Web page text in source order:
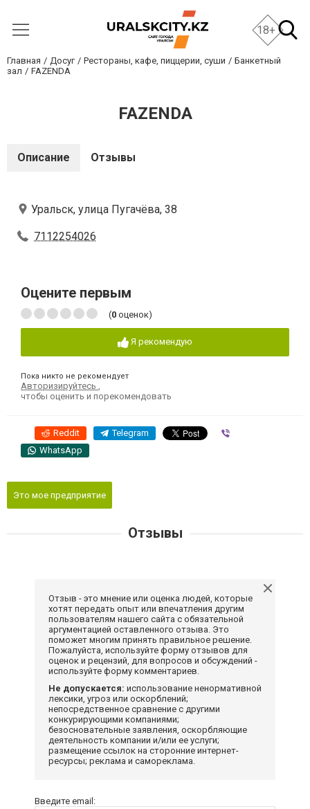
18+
Главная Досуг Рестораны, кафе, пиццерии, суши
Банкетный
зал
FAZENDA
FAZENDA
Описание Отзывы
Уральск, улица Пугачёва, 38
7112254026
Оцените первым
(0 оценок)
Я рекомендую
Пока никто не рекомендует
Авторизируйтесь
чтобы оценить и порекомендовать
Reddit Telegram
WhatsApp
Это мое предприятие
Отзывы
Отзыв - это мнение или оценка людей, которые
хотят передать опыт или впечатления другим
пользователям нашего сайта с обязательной
аргументацией оставленного отзыва. Это
поможет многим принять правильное решение.
Пожалуйста, используйте форму отзывов для
оценок и рецензий, для вопросов и обсуждений -
используйте форму комментариев.
Не допускается: использование ненормативной
лексики, угроз или оскорблений;
непосредственное сравнение с другими
конкурирующими компаниями;
безосновательные заявления, оскорбляющие
деятельность компании и/или ее услуги;
размещение ссылок на сторонние интернет-
ресурсы; реклама и самореклама.
Введите email: